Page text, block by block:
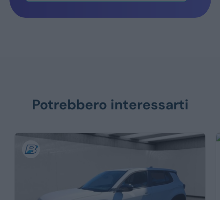
Potrebbero interessarti